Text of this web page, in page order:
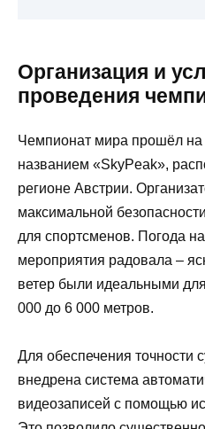
Организация и
проведения
Чемпионат мира прошёл на
названием «SkyPeak»,
регионе Австрии.
максимальной
для спортсменов. Погода
мероприятия радовала –
ветер были идеальными
000 до 6 000 метров.
Для обеспечения точности
внедрена система
видеозаписей с помощью